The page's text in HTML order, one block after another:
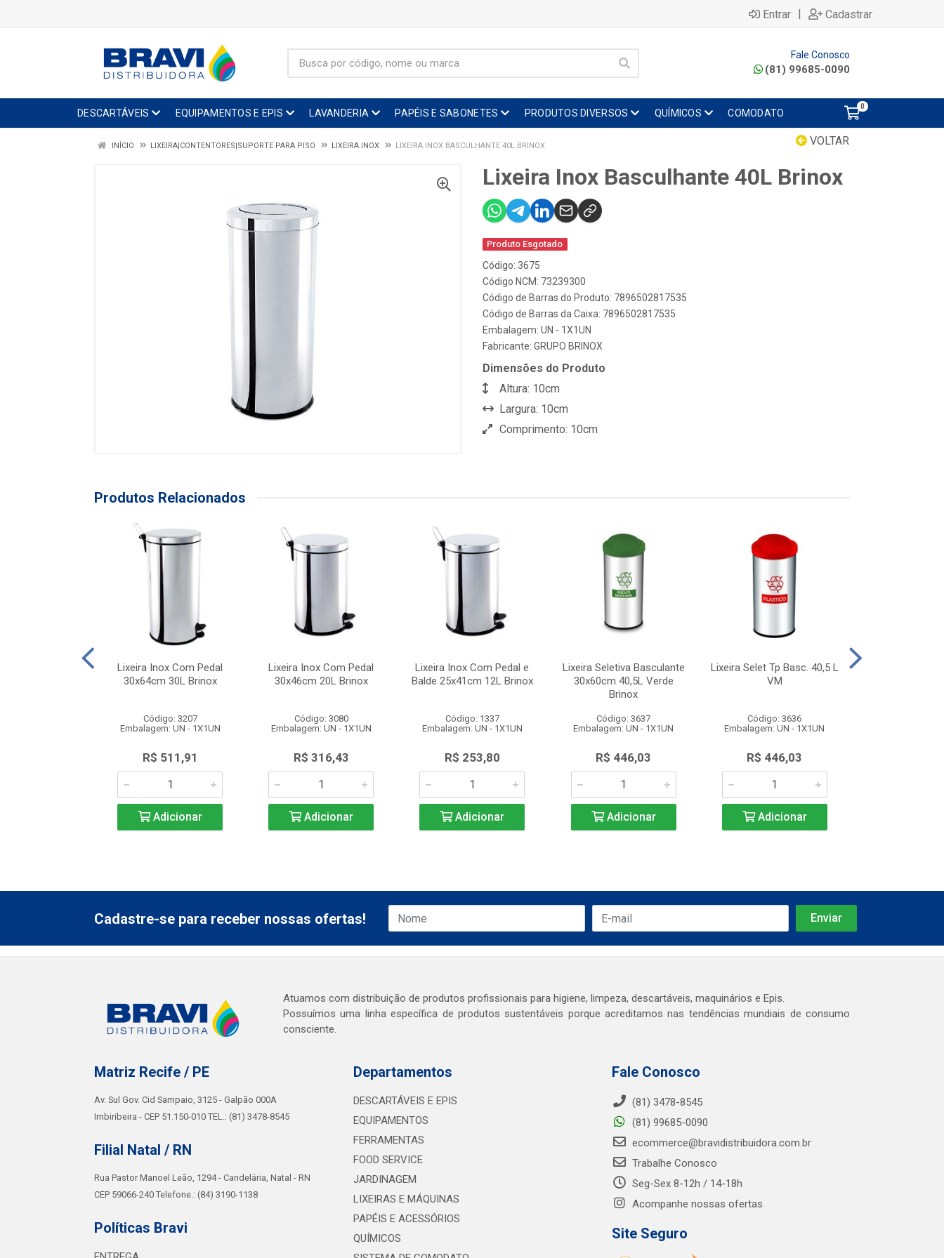
Entrar | Cadastrar
Fale Conosco
(81) 99685-0090
DESCARTÁVEIS EQUIPAMENTOS E EPIS LAVANDERIA PAPÉIS E SABONETES PRODUTOS DIVERSOS QUÍMICOS COMODATO
0
VOLTAR
INÍCIO LIXEIRA|CONTENTORES|SUPORTE PARA PISO LIXEIRA INOX LIXEIRA INOX BASCULHANTE 40L BRINOX
Lixeira Inox Basculhante 40L Brinox
Produto Esgotado
Código: 3675
Código NCM: 73239300
Código de Barras do Produto: 7896502817535
Código de Barras da Caixa: 7896502817535
Embalagem: UN - 1X1UN
Fabricante: GRUPO BRINOX
Dimensões do Produto
Altura: 10cm
Largura: 10cm
Comprimento: 10cm
Produtos Relacionados
Lixeira Inox Com Pedal
30x64cm 30L Brinox
Código: 3207
Embalagem: UN - 1X1UN
R$ 511,91
Adicionar
Lixeira Inox Com Pedal
30x46cm 20L Brinox
Código: 3080
Embalagem: UN - 1X1UN
R$ 316,43
Adicionar
Lixeira Inox Com Pedal e
Balde 25x41cm 12L Brinox
Código: 1337
Embalagem: UN - 1X1UN
R$ 253,80
Adicionar
Lixeira Seletiva Basculante
30x60cm 40,5L Verde
Brinox
Código: 3637
Embalagem: UN - 1X1UN
R$ 446,03
Adicionar
Lixeira Selet Tp Basc. 40,5 L
VM
Código: 3636
Embalagem: UN - 1X1UN
R$ 446,03
Adicionar
Cadastre-se para receber nossas ofertas!
Atuamos com distribuição de produtos profissionais para higiene, limpeza, descartáveis, maquinários e Epis.
Possuímos uma linha específica de produtos sustentáveis porque acreditamos nas tendências mundiais de consumo
consciente.
Matriz Recife / PE
Av. Sul Gov. Cid Sampaio, 3125 - Galpão 000A
Imbiribeira - CEP 51.150-010 TEL.: (81) 3478-8545
Filial Natal / RN
Rua Pastor Manoel Leão, 1294 - Candelária, Natal - RN
CEP 59066-240 Telefone.: (84) 3190-1138
Políticas Bravi
Departamentos
DESCARTÁVEIS E EPIS
EQUIPAMENTOS
FERRAMENTAS
FOOD SERVICE
JARDINAGEM
LIXEIRAS E MÁQUINAS
PAPÉIS E ACESSÓRIOS
QUÍMICOS
Fale Conosco
(81) 3478-8545
(81) 99685-0090
ecommerce@bravidistribuidora.com.br
Trabalhe Conosco
Seg-Sex 8-12h / 14-18h
Acompanhe nossas ofertas
Site Seguro